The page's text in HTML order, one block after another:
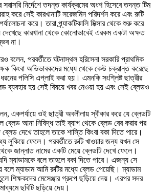
সরাসরি নির্দেশে তদন্ত কার্যক্রমের অংশ হিসেবে তদন্ত টিম
করে সেই কারখানাটি সরেজমিন পরিদর্শন করে এবং রুটি
করে। তারা প্র্যাকটিকালি মিক্সার থেকে শুরু করে
দেখেছে কারখানা থেকে কোনোভাবেই এরকম একটা অক্ষত
না।
বলেন, পরবর্তীতে ঘটনাস্থল হরিসেনা সরকারি প্রাথমিক
কিংবা অভিভাবকদের মধ্যে থেকে কেউ চক্রান্ত করেছে
পলিসি এপ্লাই করা হয়। এমনকি সংশ্লিষ্ট ছাত্রীর
ব্যবহার হয় সেই বিষয়ে খবর নেওয়া হয় এবং সেই ব্লেডও
একপর্যায়ে ওই ছাত্রী অবলীলায় স্বীকার করে যে ব্লেডটি
ব্লেড আনা নিষিদ্ধ তাই ব্যাগ থেকে ব্লেড বের করার পর
দেখে তাহলে তাকে শাস্তি কিংবা বকা দিতে পারে।
লুকিয়ে ফেলে। পরবর্তীতে রুটি খাওয়ার জন্য যখন সে
জান্নাত নামের একটি মেয়ে ব্লেডটি দেখে ফেলে।
ম্যাডামকে বলে তাহলে বকা দিতে পারে। এজন্য সে
বলে ম্যাডাম আমি রুটির মধ্যে ব্লেড পেয়েছি। ম্যাডাম
শিক্ষকদের মেসেঞ্জার গ্রুপে ছড়িয়ে দেয়। এরপর সদর
ছবিটি ছড়িয়ে দেয়।